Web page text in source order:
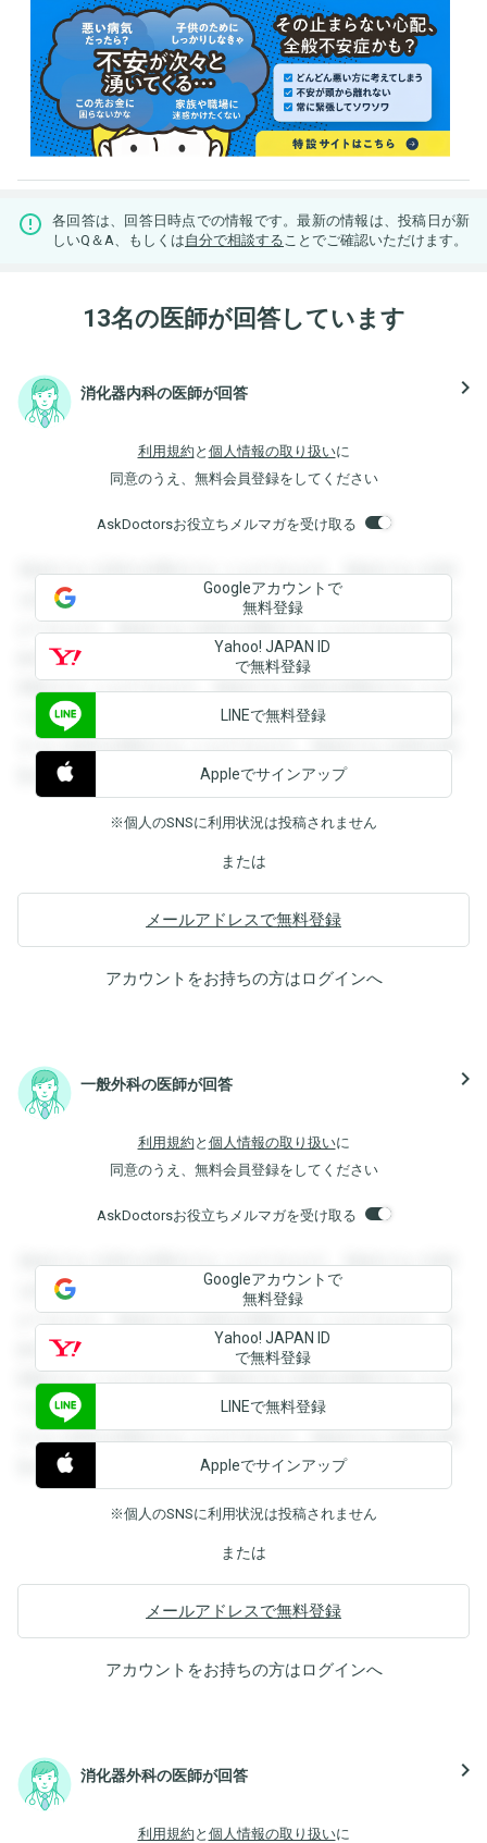
各回答は、回答日時点での情報です。最新の情報は、投稿日が新
しいQ＆A、もしくは自分で相談する ことでご確認いただけます。
13名の医師が回答しています
消化器内科の医師が回答 navigate_next
利用規約 と 個人情報の取り扱いに
同意のうえ、無料会員登録をしてください
AskDoctorsお役立ちメルマガを受け取る
登録すると回答を閲覧することができます。登録すると回答
を閲覧することができます。登録すると回答を閲覧すること
ができます。登録すると回答を閲覧することができます。登
録すると回答を閲覧することができます。登録すると回答を
閲覧することができます。登録すると回答を閲覧することが
できます。登録すると回答を閲覧することができます。登録
すると回答を閲覧することができます。登録すると回答を閲
覧することができます。
Googleアカウントで
無料登録
Yahoo! JAPAN ID
で無料登録
LINEで無料登録
Appleでサインアップ
※個人のSNSに利用状況は投稿されません
または
メールアドレスで無料登録
アカウントをお持ちの方はログインへ
一般外科の医師が回答 navigate_next
利用規約 と 個人情報の取り扱いに
同意のうえ、無料会員登録をしてください
AskDoctorsお役立ちメルマガを受け取る
登録すると回答を閲覧することができます。登録すると回答
を閲覧することができます。登録すると回答を閲覧すること
ができます。登録すると回答を閲覧することができます。登
録すると回答を閲覧することができます。登録すると回答を
閲覧することができます。登録すると回答を閲覧することが
できます。登録すると回答を閲覧することができます。登録
すると回答を閲覧することができます。登録すると回答を閲
覧することができます。
Googleアカウントで
無料登録
Yahoo! JAPAN ID
で無料登録
LINEで無料登録
Appleでサインアップ
※個人のSNSに利用状況は投稿されません
または
メールアドレスで無料登録
アカウントをお持ちの方はログインへ
消化器外科の医師が回答 navigate_next
利用規約 と 個人情報の取り扱いに